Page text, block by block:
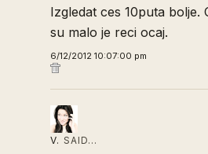
Izgledat ces 10puta bolje.
su malo je reci ocaj.
6/12/2012 10:07:00 pm
V. SAID…